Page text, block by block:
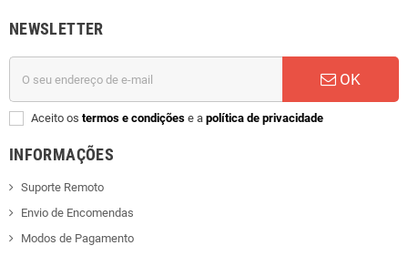
NEWSLETTER
OK
Aceito os termos e condições e a política de privacidade
INFORMAÇÕES
Suporte Remoto
Envio de Encomendas
Modos de Pagamento